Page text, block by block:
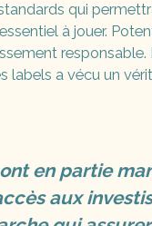
qui
à jouer.
labels a vécu un
en partie
aux